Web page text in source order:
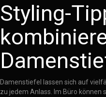
Styling-
Damenstiefel lassen sich auf
zu jedem Anlass. Im Büro können